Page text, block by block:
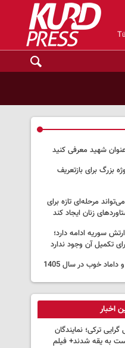
شهید معرفی کنید
بزرگ‌ برای بازتعریف
مرحله‌ای تازه برای
زنان ایجاد کند
سوریه ادامه دارد؛
تکمیل آن وجود ندارد
خوب در سال 1405
اخبار
ترکی؛ نمایندگان